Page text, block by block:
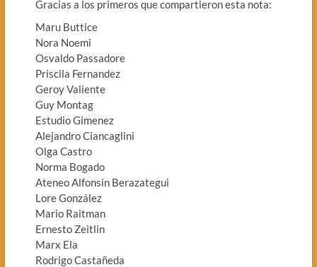
Gracias a los primeros que compartieron esta nota:
Maru Buttice
Nora Noemi
Osvaldo Passadore
Priscila Fernandez
Geroy Valiente
Guy Montag
Estudio Gimenez
Alejandro Ciancaglini
Olga Castro
Norma Bogado
Ateneo Alfonsin Berazategui
Lore González
Mario Raitman
Ernesto Zeitlin
Marx Ela
Rodrigo Castañeda